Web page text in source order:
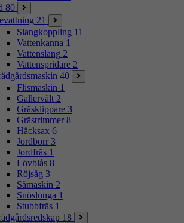
80
21
Slangkoppling 11
Vattenkanna 1
Vattenslang 2
Vattenspridare 2
40
Flismaskin 1
Gallervält 2
Gräsklippare 3
Grästrimmer 8
Häcksax 6
Jordborr 3
Jordfräs 1
Lövblås 8
Röjsåg 3
Såmaskin 2
Snöslunga 1
Stubbfräs 1
18